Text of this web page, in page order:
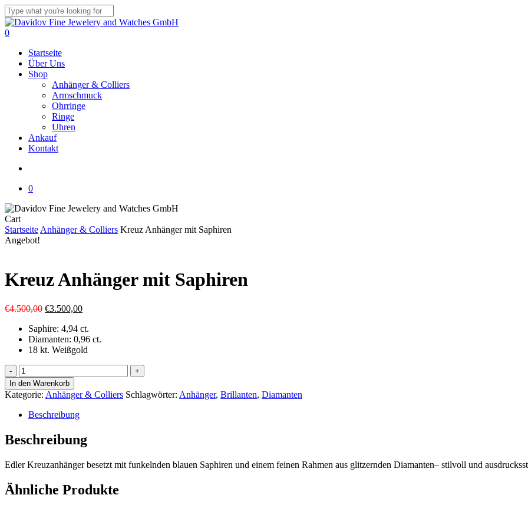
Skip
to
main
Close
Search
search
0
Startseite
Über Uns
Shop
Anhänger & Colliers
Armschmuck
Ohrringe
Ringe
Uhren
Ankauf
Kontakt
0
CartClose
Cart
Startseite Anhänger & Colliers Kreuz Anhänger mit Saphiren
Angebot!
Kreuz Anhänger mit Saphiren
€4.500,00 Ursprünglicher
war:
€4.500,00
€3.500,00Aktueller
ist:
€3.500,00.
Saphire: 4,94 ct.
Diamanten: 0,96 ct.
18 kt. Weißgold
Kreuz
Anhänger
mit
Saphiren
Menge
In den Warenkorb
Kategorie: Anhänger & Colliers Schlagwörter: Anhänger, Brillanten, Diamanten
Beschreibung
Beschreibung
Edler Kreuzanhänger besetzt mit funkelnden blauen Saphiren und einem feinen Rahmen aus glitzernden Diamanten– stilvoll und
Ähnliche Produkte